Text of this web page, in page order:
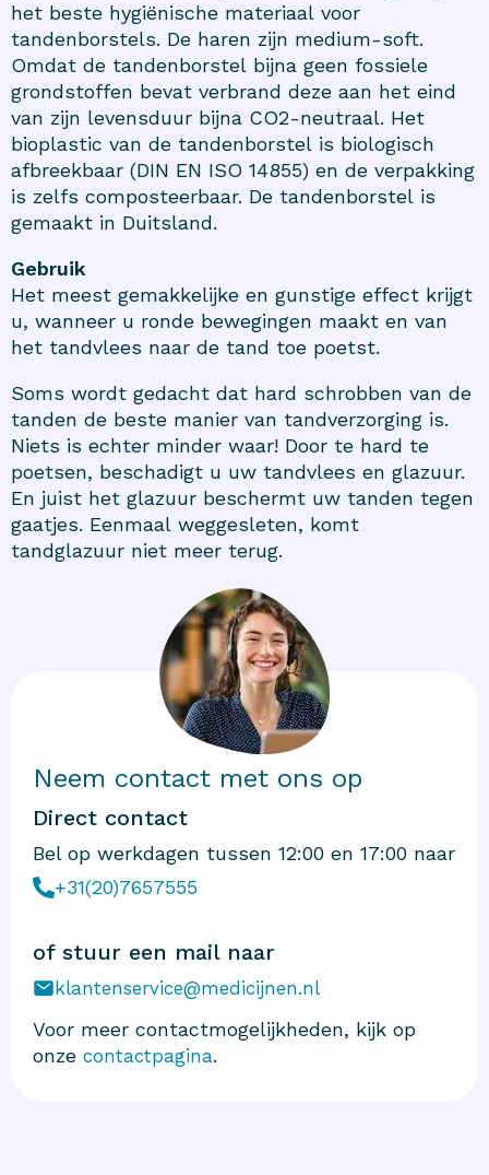
het beste hygiënische materiaal voor
tandenborstels. De haren zijn medium-soft.
Omdat de tandenborstel bijna geen fossiele
grondstoffen bevat verbrand deze aan het eind
van zijn levensduur bijna CO2-neutraal. Het
bioplastic van de tandenborstel is biologisch
afbreekbaar (DIN EN ISO 14855) en de verpakking
is zelfs composteerbaar. De tandenborstel is
gemaakt in Duitsland.
Gebruik
Het meest gemakkelijke en gunstige effect krijgt
u, wanneer u ronde bewegingen maakt en van
het tandvlees naar de tand toe poetst.
Soms wordt gedacht dat hard schrobben van de
tanden de beste manier van tandverzorging is.
Niets is echter minder waar! Door te hard te
poetsen, beschadigt u uw tandvlees en glazuur.
En juist het glazuur beschermt uw tanden tegen
gaatjes. Eenmaal weggesleten, komt
tandglazuur niet meer terug.
Neem contact met ons op
Direct contact
Bel op werkdagen tussen 12:00 en 17:00 naar
+31(20)7657555
of stuur een mail naar
klantenservice@medicijnen.nl
Voor meer contactmogelijkheden, kijk op
onze contactpagina.